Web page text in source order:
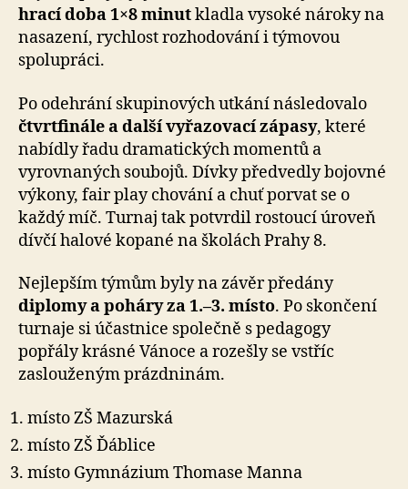
hrací doba 1×8 minutkladla vysoké nároky na
nasazení, rychlost rozhodování i týmovou
spolupráci.
Po odehrání skupinových utkání následovalo
čtvrtfinále a další vyřazovací zápasy, které
nabídly řadu dramatických momentů a
vyrovnaných soubojů. Dívky předvedly bojovné
výkony, fair play chování a chuť porvat se o
každý míč. Turnaj tak potvrdil rostoucí úroveň
dívčí halové kopané na školách Prahy 8.
Nejlepším týmům byly na závěr předány
diplomy a poháry za 1.–3. místo. Po skončení
turnaje si účastnice společně s pedagogy
popřály krásné Vánoce a rozešly se vstříc
zaslouženým prázdninám.
místo ZŠ Mazurská
místo ZŠ Ďáblice
místo Gymnázium Thomase Manna